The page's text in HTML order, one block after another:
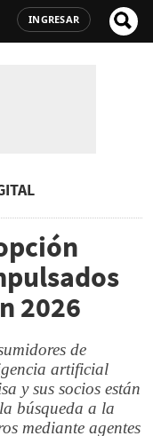
INGRESAR
2026
de
artificial
y sus socios están
búsqueda a la
mediante agentes